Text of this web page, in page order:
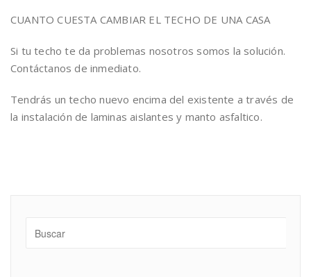
CUANTO CUESTA CAMBIAR EL TECHO DE UNA CASA
Si tu techo te da problemas nosotros somos la solución.
Contáctanos de inmediato.
Tendrás un techo nuevo encima del existente a través de
la instalación de laminas aislantes y manto asfaltico.